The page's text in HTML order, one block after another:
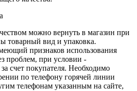
можно вернуть в магазин при
товарный вид и упаковка.
признаков использования
проблем, при условии -
счет покупателя. Необходимо
по телефону горячей линии
телефонам указанным на сайте,